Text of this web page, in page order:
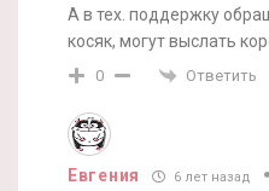
А в тех. поддержку
косяк, могут выслать
0 Ответить
Евгения 6 лет назад